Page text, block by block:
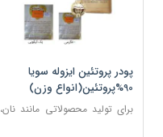
پودر پروتئین ایزوله سویا
90%پروتئین(انواع وزن)
برای تولید محصولاتی مانند نان،